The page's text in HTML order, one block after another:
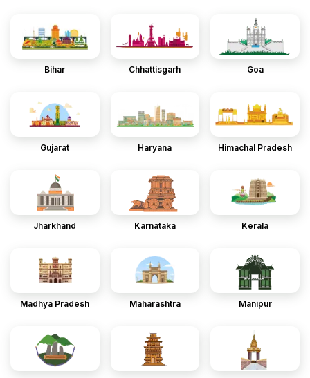
Bihar Chhattisgarh Goa
Gujarat Haryana Himachal Pradesh
Jharkhand Karnataka Kerala
Madhya Pradesh Maharashtra Manipur